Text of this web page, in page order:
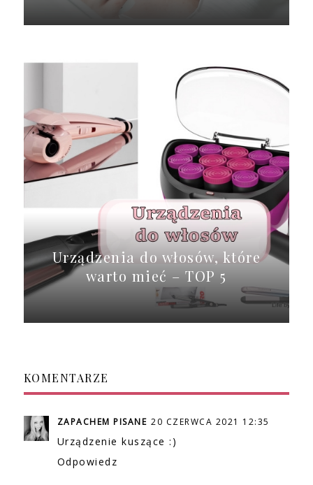
Urządzenia do włosów, które
warto mieć – TOP 5
KOMENTARZE
ZAPACHEM PISANE 20 CZERWCA 2021 12:35
Urządzenie kuszące :)
Odpowiedz